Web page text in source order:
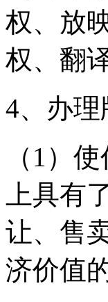
权、放
权、翻
4、办
（1）
上具有
让、售
济价值